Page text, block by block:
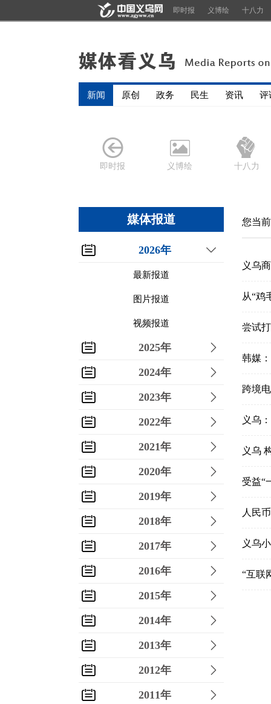
即时报 义博绘 十八力
新闻 原创 政务 民生 资讯 评
即时报 义博绘 十八力
媒体报道
2026年
最新报道
图片报道
视频报道
2025年
2024年
2023年
2022年
2021年
2020年
2019年
2018年
2017年
2016年
2015年
2014年
2013年
2012年
2011年
您当
义乌
从“鸡
尝试
韩媒
跨境
义乌
义乌
受益“
人民
义乌
“互联